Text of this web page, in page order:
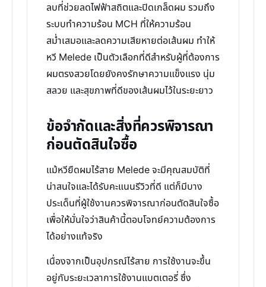
ลบที่ช่วยลดไฟฟ้าสถิตและปิดเกล็ดผม รวมถึง
ระบบทำความร้อน MCH ที่ให้ความร้อน
สม่ำเสมอและลดความเสียหายต่อเส้นผม ทำให้
หวี Melede เป็นตัวเลือกที่ดีสำหรับผู้ที่ต้องการ
ผมตรงสวยโดยยังคงรักษาความแข็งแรง นุ่ม
สลวย และสุขภาพที่ดีของเส้นผมไว้ในระยะยาว
ข้อจำกัดและสิ่งที่ควรพิจารณา
ก่อนตัดสินใจซื้อ
แม้หวียืดผมไร้สาย Melede จะมีคุณสมบัติที่
น่าสนใจและได้รับคะแนนรีวิวที่ดี แต่ก็มีบาง
ประเด็นที่ผู้ใช้งานควรพิจารณาก่อนตัดสินใจซื้อ
เพื่อให้มั่นใจว่าสินค้านี้ตอบโจทย์ความต้องการ
ได้อย่างแท้จริง
เนื่องจากเป็นอุปกรณ์ไร้สาย การใช้งานจะขึ้น
อยู่กับระยะเวลาการใช้งานแบตเตอรี่ ซึ่ง